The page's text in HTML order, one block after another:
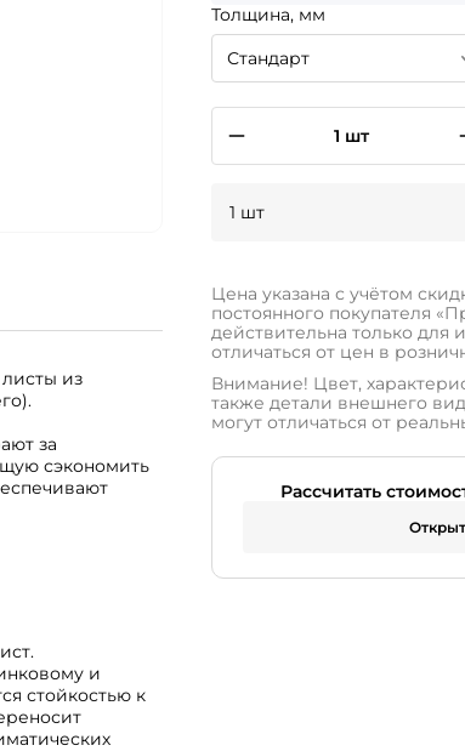
Толщина, мм
Стандарт
1 шт
1 шт
Цена указана с учётом
постоянного покупателя
действительна только для
отличаться от цен в
Внимание! Цвет,
также детали внешнего
могут отличаться от
Рассчитать
из
за
сэкономить
и
стойкостью к